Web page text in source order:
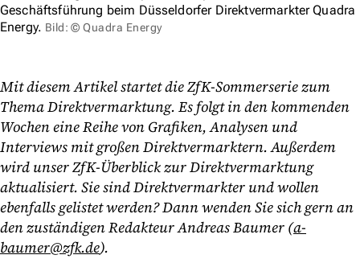
Geschäftsführung beim Düsseldorfer Direktvermarkter Quadra
Energy. Bild: © Quadra Energy
Mit diesem Artikel startet die ZfK-Sommerserie zum
Thema Direktvermarktung. Es folgt in den kommenden
Wochen eine Reihe von Grafiken, Analysen und
Interviews mit großen Direktvermarktern. Außerdem
wird unser ZfK-Überblick zur Direktvermarktung
aktualisiert. Sie sind Direktvermarkter und wollen
ebenfalls gelistet werden? Dann wenden Sie sich gern an
den zuständigen Redakteur Andreas Baumer (a-
baumer@zfk.de).